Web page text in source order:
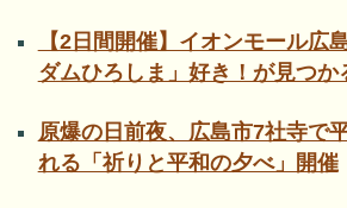
【2日間開催】イオンモール広
ダムひろしま」好き！が見つか
原爆の日前夜、広島市7社寺で
れる「祈りと平和の夕べ」開催